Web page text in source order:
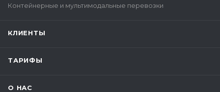
Контейнерные и мультимодальные перевозки
КЛИЕНТЫ
ТАРИФЫ
О НАС